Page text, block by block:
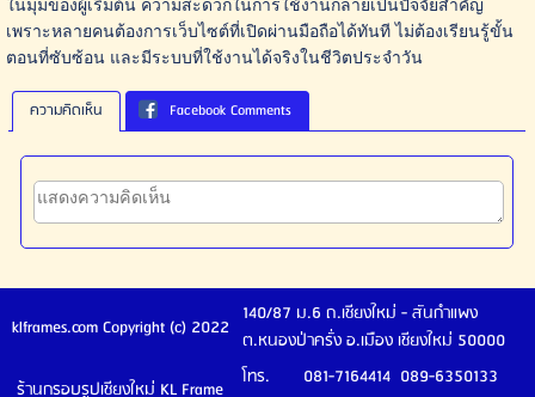
ในมุมของผู้เริ่มต้น ความสะดวกในการใช้งานกลายเป็นปัจจัยสำคัญ
เพราะหลายคนต้องการเว็บไซต์ที่เปิดผ่านมือถือได้ทันที ไม่ต้องเรียนรู้ขั้น
ตอนที่ซับซ้อน และมีระบบที่ใช้งานได้จริงในชีวิตประจำวัน
ความคิดเห็น Facebook Comments
klframes.com Copyright (c) 2022
140/87 ม.6 ถ.เชียงใหม่ - สันกำแพง
ต.หนองป่าครั่ง อ.เมือง เชียงใหม่ 50000
ร้านกรอบรูปเชียงใหม่ KL Frame
โทร. 081-7164414 089-6350133